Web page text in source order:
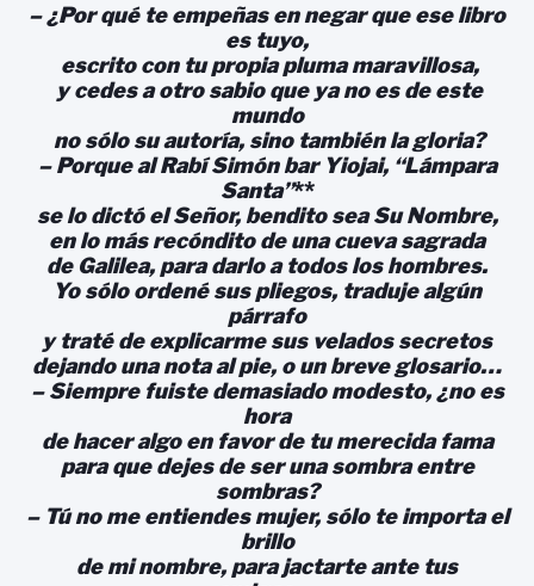
– ¿Por qué te empeñas en negar que ese libro
es tuyo,
escrito con tu propia pluma maravillosa,
y cedes a otro sabio que ya no es de este
mundo
no sólo su autoría, sino también la gloria?
– Porque al Rabí Simón bar Yiojai, “Lámpara
Santa”**
se lo dictó el Señor, bendito sea Su Nombre,
en lo más recóndito de una cueva sagrada
de Galilea, para darlo a todos los hombres.
Yo sólo ordené sus pliegos, traduje algún
párrafo
y traté de explicarme sus velados secretos
dejando una nota al pie, o un breve glosario…
– Siempre fuiste demasiado modesto, ¿no es
hora
de hacer algo en favor de tu merecida fama
para que dejes de ser una sombra entre
sombras?
– Tú no me entiendes mujer, sólo te importa el
brillo
de mi nombre, para jactarte ante tus